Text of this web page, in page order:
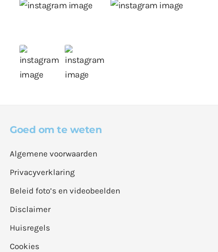
Goed om te weten
Algemene voorwaarden
Privacyverklaring
Beleid foto’s en videobeelden
Disclaimer
Huisregels
Cookies